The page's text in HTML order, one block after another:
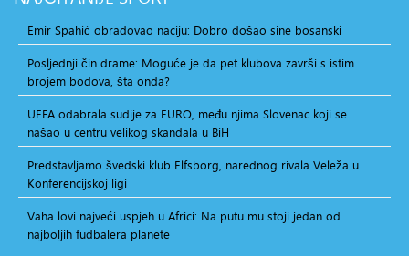
Emir Spahić obradovao naciju: Dobro došao sine bosanski
Posljednji čin drame: Moguće je da pet klubova završi s istim
brojem bodova, šta onda?
UEFA odabrala sudije za EURO, među njima Slovenac koji se
našao u centru velikog skandala u BiH
Predstavljamo švedski klub Elfsborg, narednog rivala Veleža u
Konferencijskoj ligi
Vaha lovi najveći uspjeh u Africi: Na putu mu stoji jedan od
najboljih fudbalera planete